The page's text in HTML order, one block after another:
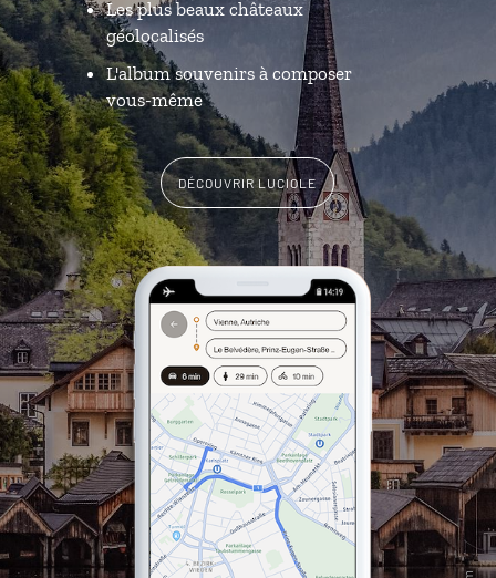
Les plus beaux châteaux
géolocalisés
L'album souvenirs à composer
vous-même
DÉCOUVRIR LUCIOLE